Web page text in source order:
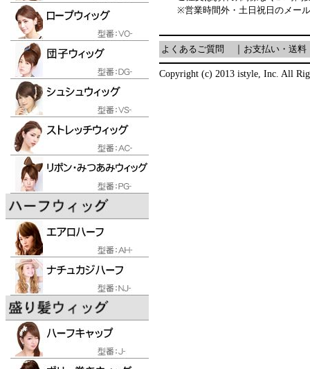
※営業時間外・土日祝日のメー
よくあるご質問 お支払い・送料
Copyright (c) 2013 istyle, Inc. All